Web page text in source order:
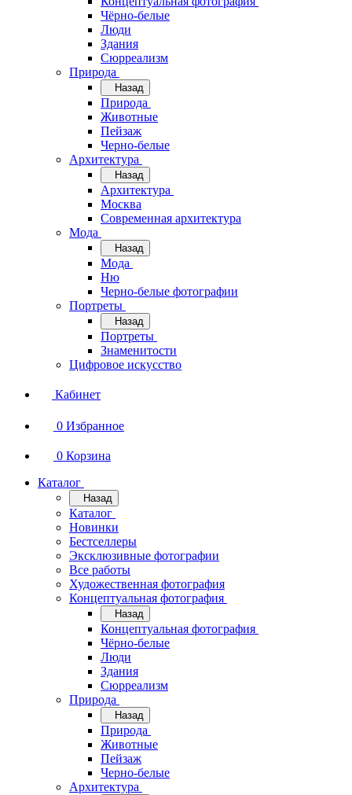
Чёрно-белые
Люди
Здания
Сюрреализм
Природа
Назад
Природа
Животные
Пейзаж
Черно-белые
Архитектура
Назад
Архитектура
Москва
Современная архитектура
Мода
Назад
Мода
Ню
Черно-белые фотографии
Портреты
Назад
Портреты
Знаменитости
Цифровое искусство
Кабинет
0 Избранное
0 Корзина
Каталог
Назад
Каталог
Новинки
Бестселлеры
Эксклюзивные фотографии
Все работы
Художественная фотография
Концептуальная фотография
Назад
Концептуальная фотография
Чёрно-белые
Люди
Здания
Сюрреализм
Природа
Назад
Природа
Животные
Пейзаж
Черно-белые
Архитектура